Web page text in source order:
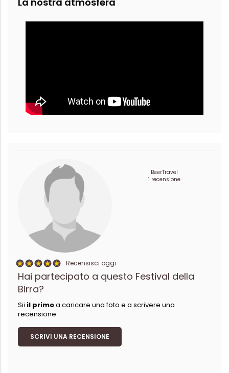
BeerTravel
1 recensione
Recensisci oggi
Hai partecipato a questo Festival della
Birra?
Sii il primoa caricare una foto e a scrivere una
recensione.
SCRIVI UNA RECENSIONE